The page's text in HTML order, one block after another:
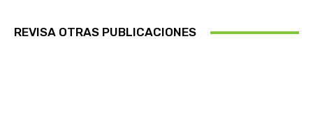
REVISA OTRAS PUBLICACIONES